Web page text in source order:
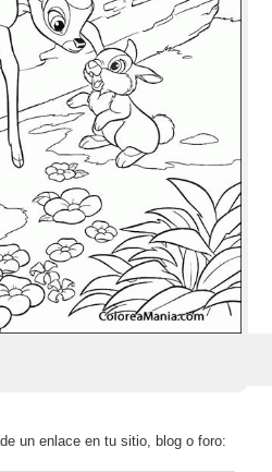
un enlace en tu sitio, blog o foro: